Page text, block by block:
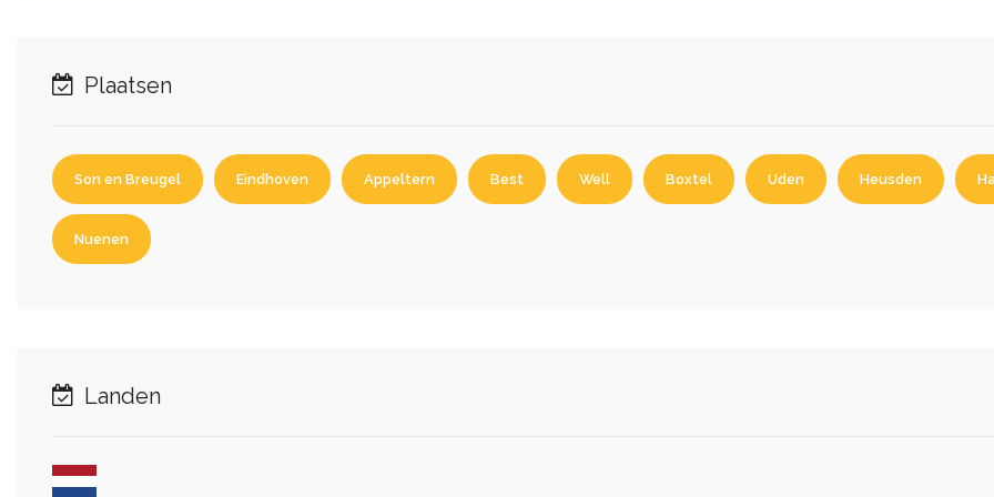
Plaatsen
Son en Breugel Eindhoven Appeltern Best Well Boxtel Uden Heusden
Nuenen
Landen